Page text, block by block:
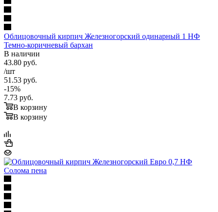
Облицовочный кирпич Железногорский одинарный 1 НФ
Темно-коричневый бархан
В наличии
43.80 руб.
/шт
51.53 руб.
-15%
7.73 руб.
В корзину
В корзину